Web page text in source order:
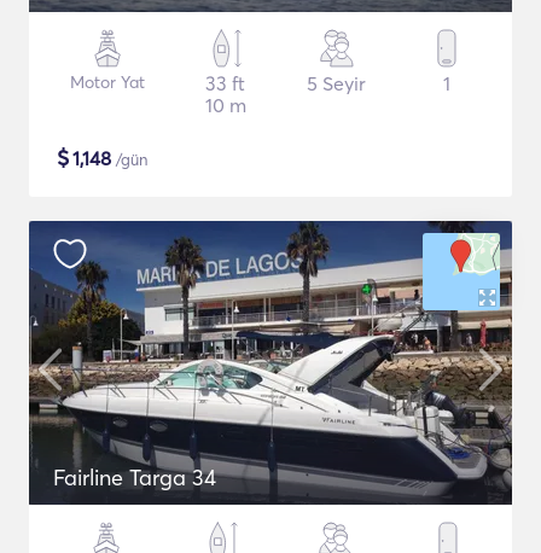
Motor Yat
33 ft
10 m
5 Seyir 1
$1,148 /gün
Fairline Targa 34